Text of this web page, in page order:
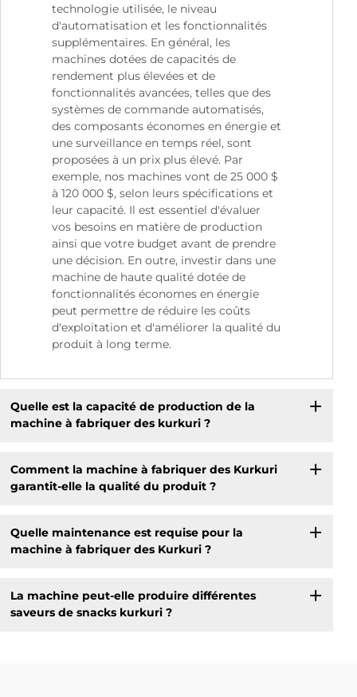
technologie utilisée, le niveau
d'automatisation et les fonctionnalités
supplémentaires. En général, les
machines dotées de capacités de
rendement plus élevées et de
fonctionnalités avancées, telles que des
systèmes de commande automatisés,
des composants économes en énergie et
une surveillance en temps réel, sont
proposées à un prix plus élevé. Par
exemple, nos machines vont de 25 000 $
à 120 000 $, selon leurs spécifications et
leur capacité. Il est essentiel d'évaluer
vos besoins en matière de production
ainsi que votre budget avant de prendre
une décision. En outre, investir dans une
machine de haute qualité dotée de
fonctionnalités économes en énergie
peut permettre de réduire les coûts
d'exploitation et d'améliorer la qualité du
produit à long terme.
Quelle est la capacité de production de la
machine à fabriquer des kurkuri ?
Comment la machine à fabriquer des Kurkuri
garantit-elle la qualité du produit ?
Quelle maintenance est requise pour la
machine à fabriquer des Kurkuri ?
La machine peut-elle produire différentes
saveurs de snacks kurkuri ?